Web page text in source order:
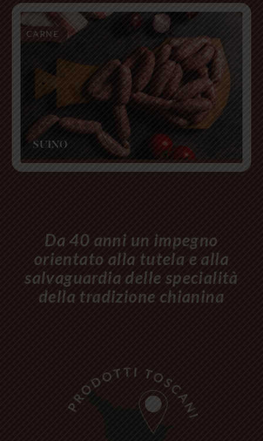
CARNE
SUINO
Da 40 anni un impegno
orientato alla tutela e alla
salvaguardia delle specialità
della tradizione chianina